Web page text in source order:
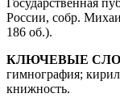
России, собр.
186 об.).
КЛЮЧЕВЫЕ
гимнография;
книжность.